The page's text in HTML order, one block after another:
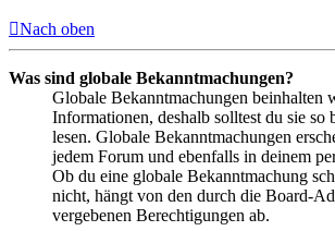
Nach oben
Was sind globale Bekanntmachungen?
Globale Bekanntmachungen beinhalten
Informationen, deshalb solltest du sie so
lesen. Globale Bekanntmachungen
jedem Forum und ebenfalls in deinem
Ob du eine globale Bekanntmachung
nicht, hängt von den durch die Board-
vergebenen Berechtigungen ab.